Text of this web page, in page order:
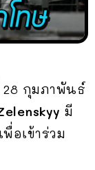
28 กุมภาพันธ์
มี
อเข้าร่วม